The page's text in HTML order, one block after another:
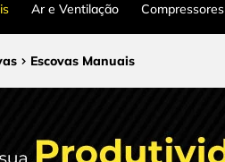
Ar e Ventilação Compressores
Escovas Manuais